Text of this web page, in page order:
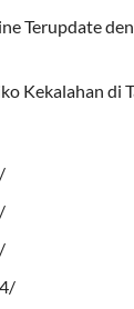
Terupdate
Kekalahan di